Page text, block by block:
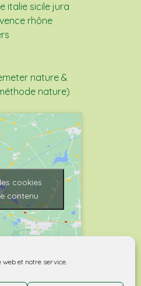
et notre service.
italie sicile jura
rhône
nature &
nature)
cookies
contenu